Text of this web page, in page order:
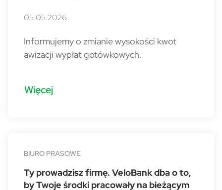
05.05.2026
Informujemy o zmianie wysokości kwot
awizacji wypłat gotówkowych.
Więcej
BIURO PRASOWE
Ty prowadzisz firmę. VeloBank dba o to,
by Twoje środki pracowały na bieżącym